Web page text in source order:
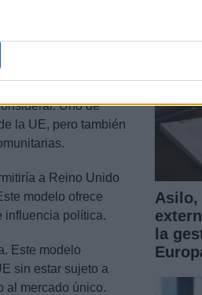
Uno de
la UE, pero también
a Reino Unido
modelo ofrece
influencia política.
Este modelo
sin estar sujeto a
al mercado único.
Asilo,
la